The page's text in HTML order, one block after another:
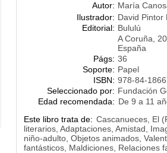
Autor: María
Ilustrador: David Pintor
Editorial: Bululú
A Coruña,
España
Págs: 36
Soporte: Papel
ISBN: 978-84-
Seleccionado por: Fundación
Edad recomendada: De 9 a 11
Este libro trata de: Cascanueces, El
literarios, Adaptaciones, Amistad,
niño-adulto, Objetos animados,
fantásticos, Maldiciones, Relaciones